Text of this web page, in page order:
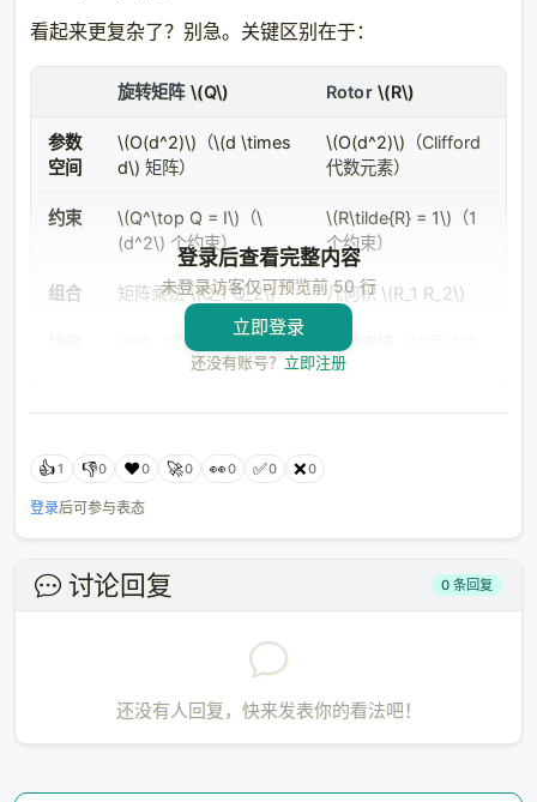
Loading...
看起来更复杂了？别急。关键区别在于：
旋转矩阵 \(Q\) Rotor \(R\)
参数
空间
\(O(d^2)\) （\(d \times
d\) 矩阵）
\(O(d^2)\) （Clifford
代数元素）
约束 \(Q^\top Q = I\) （\
(d^2\) 个约束）
\(R\tilde{R} = 1\) （1
个约束）
组合 矩阵乘法\(Q_1 Q_2\) 几何积 \(R_1 R_2\)
困难（需要 SVD） 天然支持
插值 slerp）
维度 任意
任意（GA 天生多
最后一个区别最关键：
Rotor 只能表示旋转，不能表示
反射。这意味着 Rotor 天生就是\(SO(n)\)的元素（特
殊正交群），而不需要额外的
维几何代数\(\mathcal{C}\ell_n\)中，Rotor 是
登录后查看完整内容
未登录访客仅可预览前 50 行
立即登录
还没有账号？ 立即注册
👍1 👎0 ❤️0 🚀0 👀0 ✅0 ❌0
登录后可参与表态
讨论回复 0 条回复
还没有人回复，快来发表你的看法吧！